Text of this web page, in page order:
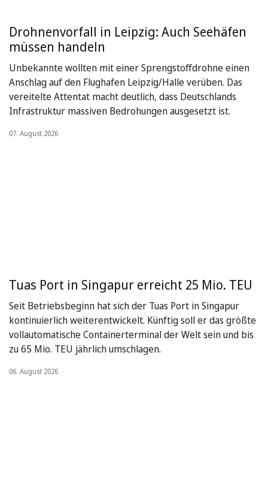
Drohnenvorfall in Leipzig: Auch Seehäfen
müssen handeln
Unbekannte wollten mit einer Sprengstoffdrohne einen
Anschlag auf den Flughafen Leipzig/Halle verüben. Das
vereitelte Attentat macht deutlich, dass Deutschlands
Infrastruktur massiven Bedrohungen ausgesetzt ist.
07. August 2026
Tuas Port in Singapur erreicht 25 Mio. TEU
Seit Betriebsbeginn hat sich der Tuas Port in Singapur
kontinuierlich weiterentwickelt. Künftig soll er das größte
vollautomatische Containerterminal der Welt sein und bis
zu 65 Mio. TEU jährlich umschlagen.
06. August 2026